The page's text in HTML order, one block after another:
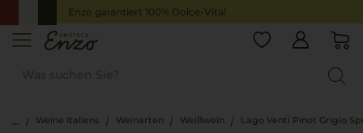
Enzo garantiert 100% Dolce-Vita!
Weine Italiens Weinarten Weißwein Lago Venti Pinot Grigio